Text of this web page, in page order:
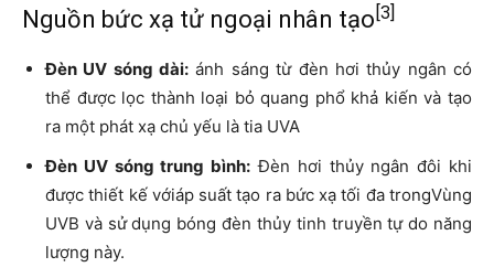
Nguồn bức xạ tử ngoại nhân tạo [3]
Đèn UV sóng dài: ánh sáng từ đèn hơi thủy ngân có
thể được lọc thành loại bỏ quang phổ khả kiến và tạo
ra một phát xạ chủ yếu là tia UVA
Đèn UV sóng trung bình: Đèn hơi thủy ngân đôi khi
được thiết kế vớiáp suất tạo ra bức xạ tối đa trongVùng
UVB và sử dụng bóng đèn thủy tinh truyền tự do năng
lượng này.